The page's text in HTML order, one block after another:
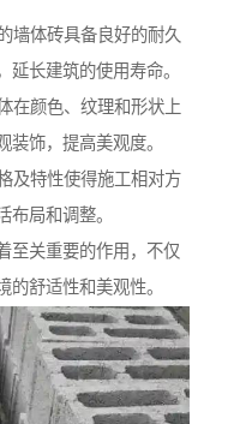
墙体砖具备良好的耐久
长建筑的使用寿命。
在颜色、纹理和形状上
饰，提高美观度。
及特性使得施工相对方
布局和调整。
至关重要的作用，不仅
舒适性和美观性。